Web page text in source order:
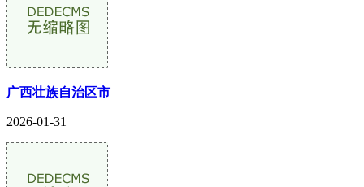
广西壮族自治区市
2026-01-31